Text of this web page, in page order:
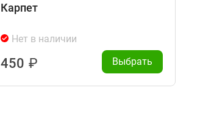
Карпет
Нет в наличии
450 ₽ Выбрать